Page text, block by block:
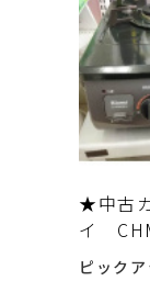
★中古
イ
年式モ
ピック